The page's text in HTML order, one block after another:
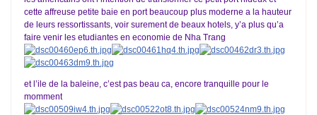
cette affreuse petite baie en port beaucoup plus moderne a la hauteur
de leurs ressortissants, voir surement de beaux hotels, y’a plus qu’a
faire venir les etudiantes en economie de Nha Trang
et l’ile de la baleine, c’est pas beau ca, encore tranquille pour le
momment